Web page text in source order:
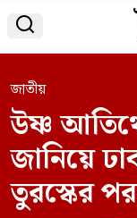

জাতীয়
উষ্ণ
জানিয়ে
তুরস্কের